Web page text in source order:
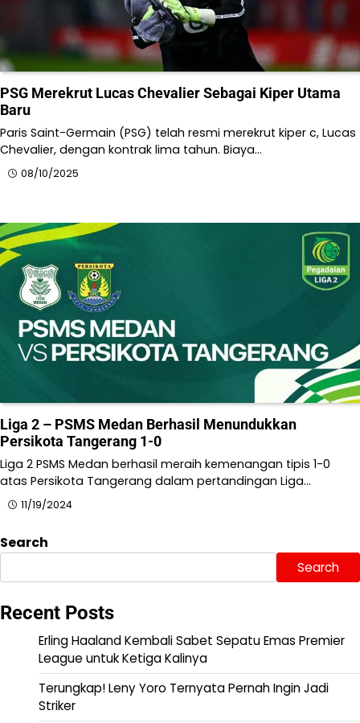
PSG Merekrut Lucas Chevalier Sebagai Kiper Utama
Baru
Paris Saint-Germain (PSG) telah resmi merekrut kiper c, Lucas
Chevalier, dengan kontrak lima tahun. Biaya…
08/10/2025
Liga 2 – PSMS Medan Berhasil Menundukkan
Persikota Tangerang 1-0
Liga 2 PSMS Medan berhasil meraih kemenangan tipis 1-0
atas Persikota Tangerang dalam pertandingan Liga…
11/19/2024
Search
Search
Recent Posts
Erling Haaland Kembali Sabet Sepatu Emas Premier
League untuk Ketiga Kalinya
Terungkap! Leny Yoro Ternyata Pernah Ingin Jadi
Striker